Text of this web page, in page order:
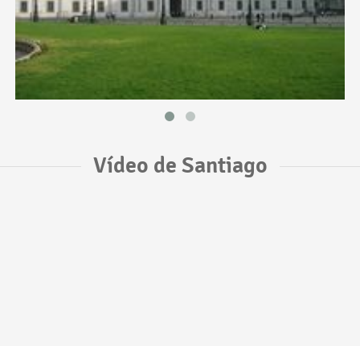
Vídeo de Santiago